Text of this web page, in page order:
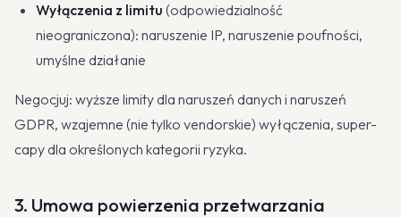
Wyłączenia z limitu (odpowiedzialność
nieograniczona): naruszenie IP, naruszenie poufności,
umyślne działanie
Negocjuj: wyższe limity dla naruszeń danych i naruszeń
GDPR, wzajemne (nie tylko vendorskie) wyłączenia, super-
capy dla określonych kategorii ryzyka.
3. Umowa powierzenia przetwarzania